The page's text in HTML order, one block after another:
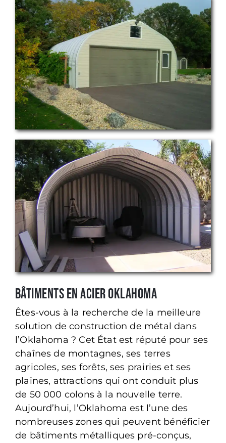
Bâtiments en acier Oklahoma
Êtes-vous à la recherche de la meilleure
solution de construction de métal dans
l’Oklahoma ? Cet État est réputé pour ses
chaînes de montagnes, ses terres
agricoles, ses forêts, ses prairies et ses
plaines, attractions qui ont conduit plus
de 50 000 colons à la nouvelle terre.
Aujourd’hui, l’Oklahoma est l’une des
nombreuses zones qui peuvent bénéficier
de bâtiments métalliques pré-conçus,